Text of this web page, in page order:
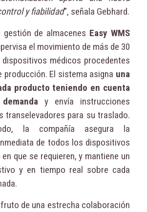
y fiabilidad”, señala Gebhard.
de almacenes Easy WMS
el movimiento de más de 30
médicos procedentes
producción. El sistema asigna una
producto teniendo en cuenta
y envía instrucciones
transelevadores para su traslado.
la compañía asegura la
de todos los dispositivos
que se requieren, y mantiene un
y en tiempo real sobre cada
de una estrecha colaboración